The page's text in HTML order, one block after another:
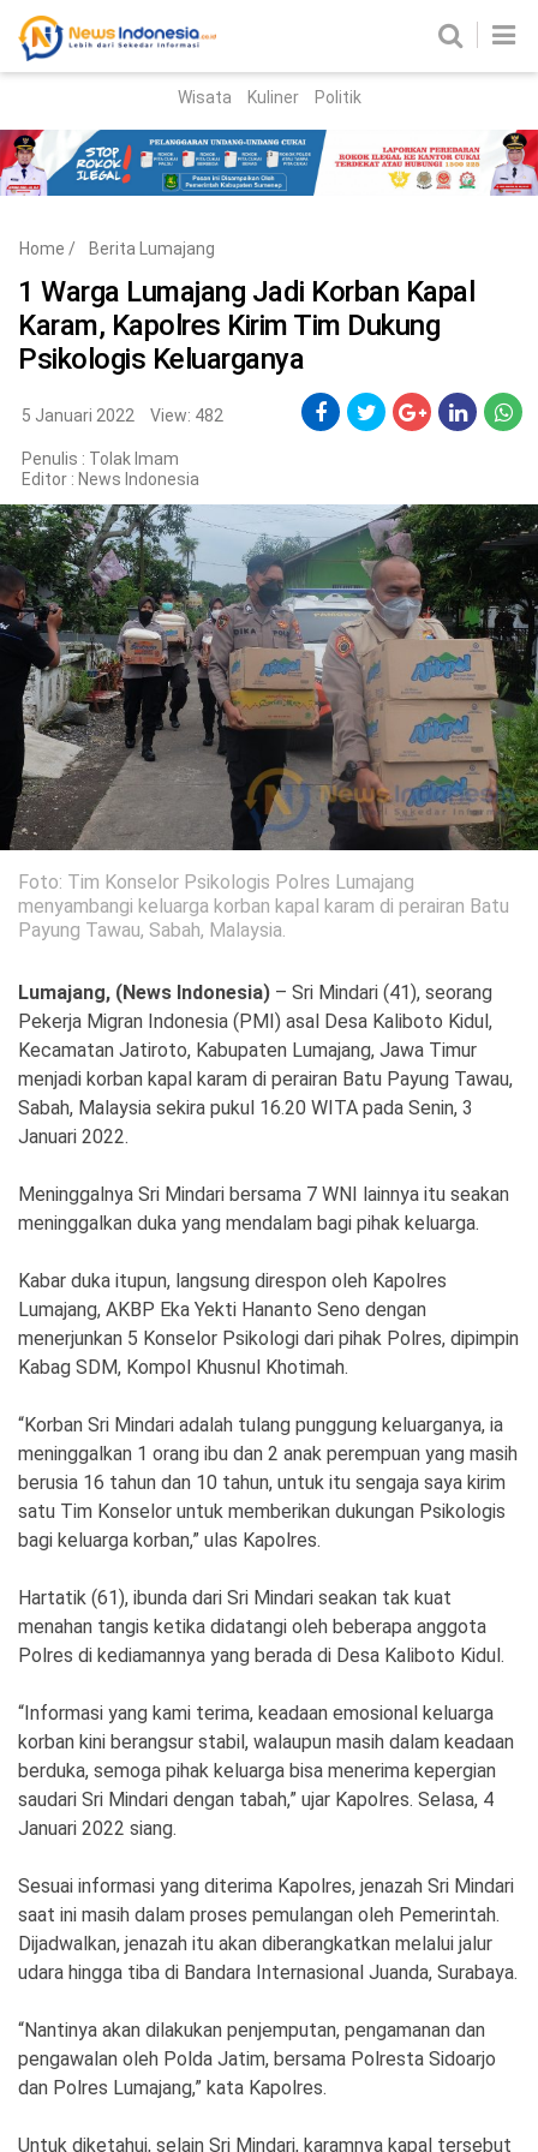
Parlemen
Nasional
Peristiwa
Korupsi
Politik
Gaya Hidup
Kesehatan Kuliner
Otomotif
Iptek
Pendidikan
Teknologi
SosBud
Wisata
Ekonomi Olahraga
Indeks
©
Copyright
2026
Indonesia
.
All
Wisata Kuliner Politik
Home / Berita Lumajang
1 Warga Lumajang Jadi Korban Kapal
Karam, Kapolres Kirim Tim Dukung
Psikologis Keluarganya
5 Januari 2022 View: 482
Penulis : Tolak Imam
Editor : News Indonesia
Foto: Tim Konselor Psikologis Polres Lumajang
menyambangi keluarga korban kapal karam di perairan Batu
Payung Tawau, Sabah, Malaysia.
Lumajang, (News Indonesia) – Sri Mindari (41), seorang
Pekerja Migran Indonesia (PMI) asal Desa Kaliboto Kidul,
Kecamatan Jatiroto, Kabupaten Lumajang, Jawa Timur
menjadi korban kapal karam di perairan Batu Payung Tawau,
Sabah, Malaysia sekira pukul 16.20 WITA pada Senin, 3
Januari 2022.
Meninggalnya Sri Mindari bersama 7 WNI lainnya itu seakan
meninggalkan duka yang mendalam bagi pihak keluarga.
Kabar duka itupun, langsung direspon oleh Kapolres
Lumajang, AKBP Eka Yekti Hananto Seno dengan
menerjunkan 5 Konselor Psikologi dari pihak Polres, dipimpin
Kabag SDM, Kompol Khusnul Khotimah.
“Korban Sri Mindari adalah tulang punggung keluarganya, ia
meninggalkan 1 orang ibu dan 2 anak perempuan yang masih
berusia 16 tahun dan 10 tahun, untuk itu sengaja saya kirim
satu Tim Konselor untuk memberikan dukungan Psikologis
bagi keluarga korban,” ulas Kapolres.
Hartatik (61), ibunda dari Sri Mindari seakan tak kuat
menahan tangis ketika didatangi oleh beberapa anggota
Polres di kediamannya yang berada di Desa Kaliboto Kidul.
“Informasi yang kami terima, keadaan emosional keluarga
korban kini berangsur stabil, walaupun masih dalam keadaan
berduka, semoga pihak keluarga bisa menerima kepergian
saudari Sri Mindari dengan tabah,” ujar Kapolres. Selasa, 4
Januari 2022 siang.
Sesuai informasi yang diterima Kapolres, jenazah Sri Mindari
saat ini masih dalam proses pemulangan oleh Pemerintah.
Dijadwalkan, jenazah itu akan diberangkatkan melalui jalur
udara hingga tiba di Bandara Internasional Juanda, Surabaya.
“Nantinya akan dilakukan penjemputan, pengamanan dan
pengawalan oleh Polda Jatim, bersama Polresta Sidoarjo
dan Polres Lumajang,” kata Kapolres.
Untuk diketahui, selain Sri Mindari, karamnya kapal tersebut